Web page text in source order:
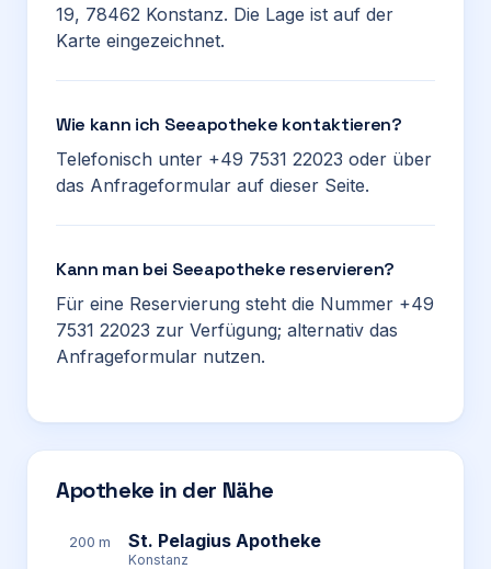
19, 78462 Konstanz. Die Lage ist auf der
Karte eingezeichnet.
Wie kann ich Seeapotheke kontaktieren?
Telefonisch unter +49 7531 22023 oder über
das Anfrageformular auf dieser Seite.
Kann man bei Seeapotheke reservieren?
Für eine Reservierung steht die Nummer +49
7531 22023 zur Verfügung; alternativ das
Anfrageformular nutzen.
Apotheke in der Nähe
200 m St. Pelagius Apotheke
Konstanz